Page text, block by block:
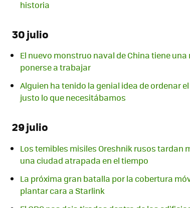
historia
30 julio
El nuevo monstruo naval de China tiene
ponerse a trabajar
Alguien ha tenido la genial idea de ordenar
justo lo que necesitábamos
29 julio
Los temibles misiles Oreshnik rusos tardan
una ciudad atrapada en el tiempo
La próxima gran batalla por la cobertura
plantar cara a Starlink